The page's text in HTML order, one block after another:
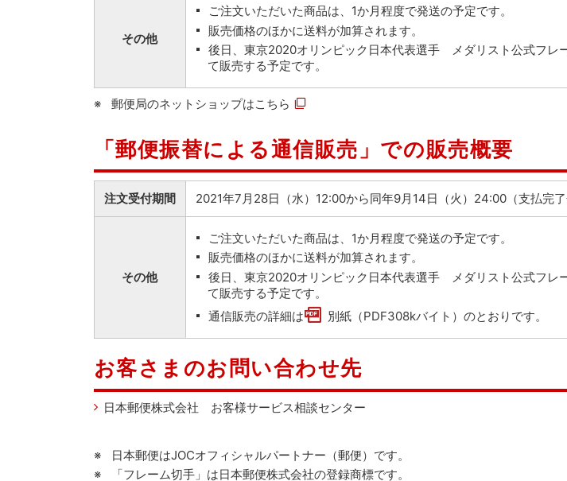
その他
ご注文いただいた商品は、1か月程度で発送の予定です。
販売価格のほかに送料が加算されます。
後日、東京2020オリンピック日本代表選手 メダリスト公式フレ
て販売する予定です。
郵便局のネットショップはこちら
「郵便振替による通信販売」での販売概要
注文受付期間 2021年7月28日（水）12:00から同年9月14日（火）24:00（支払完
その他
ご注文いただいた商品は、1か月程度で発送の予定です。
販売価格のほかに送料が加算されます。
後日、東京2020オリンピック日本代表選手 メダリスト公式フレ
て販売する予定です。
通信販売の詳細は
別紙（PDF308kバイト）のとおりです。
お客さまのお問い合わせ先
日本郵便株式会社 お客様サービス相談センター
日本郵便はJOCオフィシャルパートナー（郵便）です。
「フレーム切手」は日本郵便株式会社の登録商標です。